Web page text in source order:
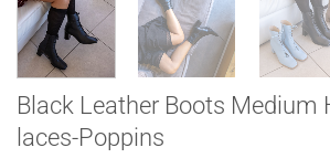
Black Leather Boots Medium
laces-Poppins